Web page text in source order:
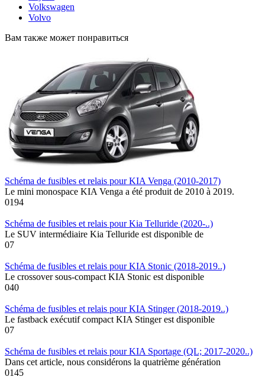
Volkswagen
Volvo
Вам также может понравиться
Schéma de fusibles et relais pour KIA Venga (2010-2017)
Le mini monospace KIA Venga a été produit de 2010 à 2019.
0194
Schéma de fusibles et relais pour Kia Telluride (2020-..)
Le SUV intermédiaire Kia Telluride est disponible de
07
Schéma de fusibles et relais pour KIA Stonic (2018-2019..)
Le crossover sous-compact KIA Stonic est disponible
040
Schéma de fusibles et relais pour KIA Stinger (2018-2019..)
Le fastback exécutif compact KIA Stinger est disponible
07
Schéma de fusibles et relais pour KIA Sportage (QL; 2017-2020..)
Dans cet article, nous considérons la quatrième génération
0145